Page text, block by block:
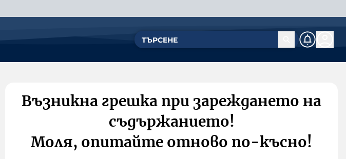
Възникна грешка при зареждането на
съдържанието!
Моля, опитайте отново по-късно!